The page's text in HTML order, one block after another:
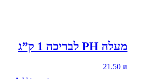
מעלה PH לבריכה 1 ק”ג
21.50 ₪